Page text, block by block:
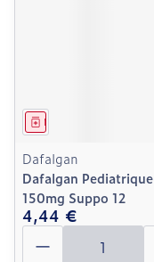
Médicament
Dafalgan
Dafalgan Pediatrique
150mg Suppo 12
4,44 €
Quantité